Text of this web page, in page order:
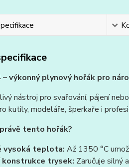
výkonný plynový hořák pro
nástroj pro svařování, pájení
kutily, modeláře, šperkaře i
tento hořák?
vysoká teplota: Až 1350 °C
konstrukce trysek: Zaručuje silný